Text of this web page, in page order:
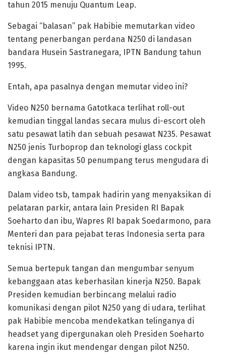
tahun 2015 menuju Quantum Leap.
Sebagai “balasan” pak Habibie memutarkan video
tentang penerbangan perdana N250 di landasan
bandara Husein Sastranegara, IPTN Bandung tahun
1995.
Entah, apa pasalnya dengan memutar video ini?
Video N250 bernama Gatotkaca terlihat roll-out
kemudian tinggal landas secara mulus di-escort oleh
satu pesawat latih dan sebuah pesawat N235. Pesawat
N250 jenis Turboprop dan teknologi glass cockpit
dengan kapasitas 50 penumpang terus mengudara di
angkasa Bandung.
Dalam video tsb, tampak hadirin yang menyaksikan di
pelataran parkir, antara lain Presiden RI Bapak
Soeharto dan ibu, Wapres RI bapak Soedarmono, para
Menteri dan para pejabat teras Indonesia serta para
teknisi IPTN.
Semua bertepuk tangan dan mengumbar senyum
kebanggaan atas keberhasilan kinerja N250. Bapak
Presiden kemudian berbincang melalui radio
komunikasi dengan pilot N250 yang di udara, terlihat
pak Habibie mencoba mendekatkan telinganya di
headset yang dipergunakan oleh Presiden Soeharto
karena ingin ikut mendengar dengan pilot N250.